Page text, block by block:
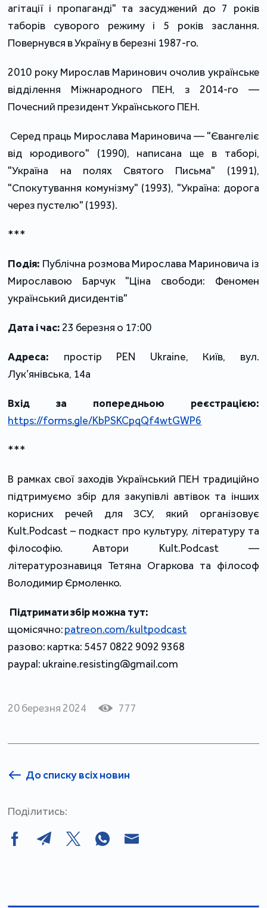
агітації і пропаганді" та засуджений до 7 років
таборів суворого режиму і 5 років заслання.
Повернувся в Україну в березні 1987-го.
2010 року Мирослав Маринович очолив українське
відділення Міжнародного ПЕН, з 2014-го —
Почесний президент Українського ПЕН.
Серед праць Мирослава Мариновича — "Євангеліє
від юродивого" (1990), написана ще в таборі,
"Україна на полях Святого Письма" (1991),
"Спокутування комунізму" (1993), "Україна: дорога
через пустелю" (1993).
***
Подія: Публічна розмова Мирослава Мариновича із
Мирославою Барчук "Ціна свободи: Феномен
український дисидентів"
Дата і час: 23 березня о 17:00
Адреса: простір PEN Ukraine, Київ, вул.
Лук’янівська, 14а
Вхід за попередньою реєстрацією:
https://forms.gle/KbPSKCpqQf4wtGWP6
***
В рамках свої заходів Український ПЕН традиційно
підтримуємо збір для закупівлі автівок та інших
корисних речей для ЗСУ, який організовує
Kult.Podcast – подкаст про культуру, літературу та
філософію. Автори Kult.Podcast
—
літературознавиця Тетяна Огаркова та філософ
Володимир Єрмоленко.
Підтримати збір можна тут:
щомісячно: patreon.com/kultpodcast
разово: картка: 5457 0822 9092 9368
paypal: ukraine.resisting@gmail.com
20 березня 2024 777
До списку всіх новин
Поділитись: